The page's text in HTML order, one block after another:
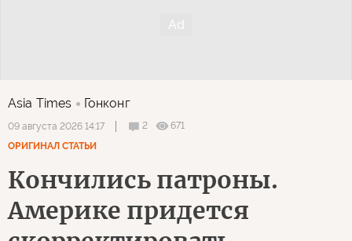
Asia Times Гонконг
09 августа 2026 14:17 2
671
ОРИГИНАЛ СТАТЬИ
Кончились патроны.
Америке придется